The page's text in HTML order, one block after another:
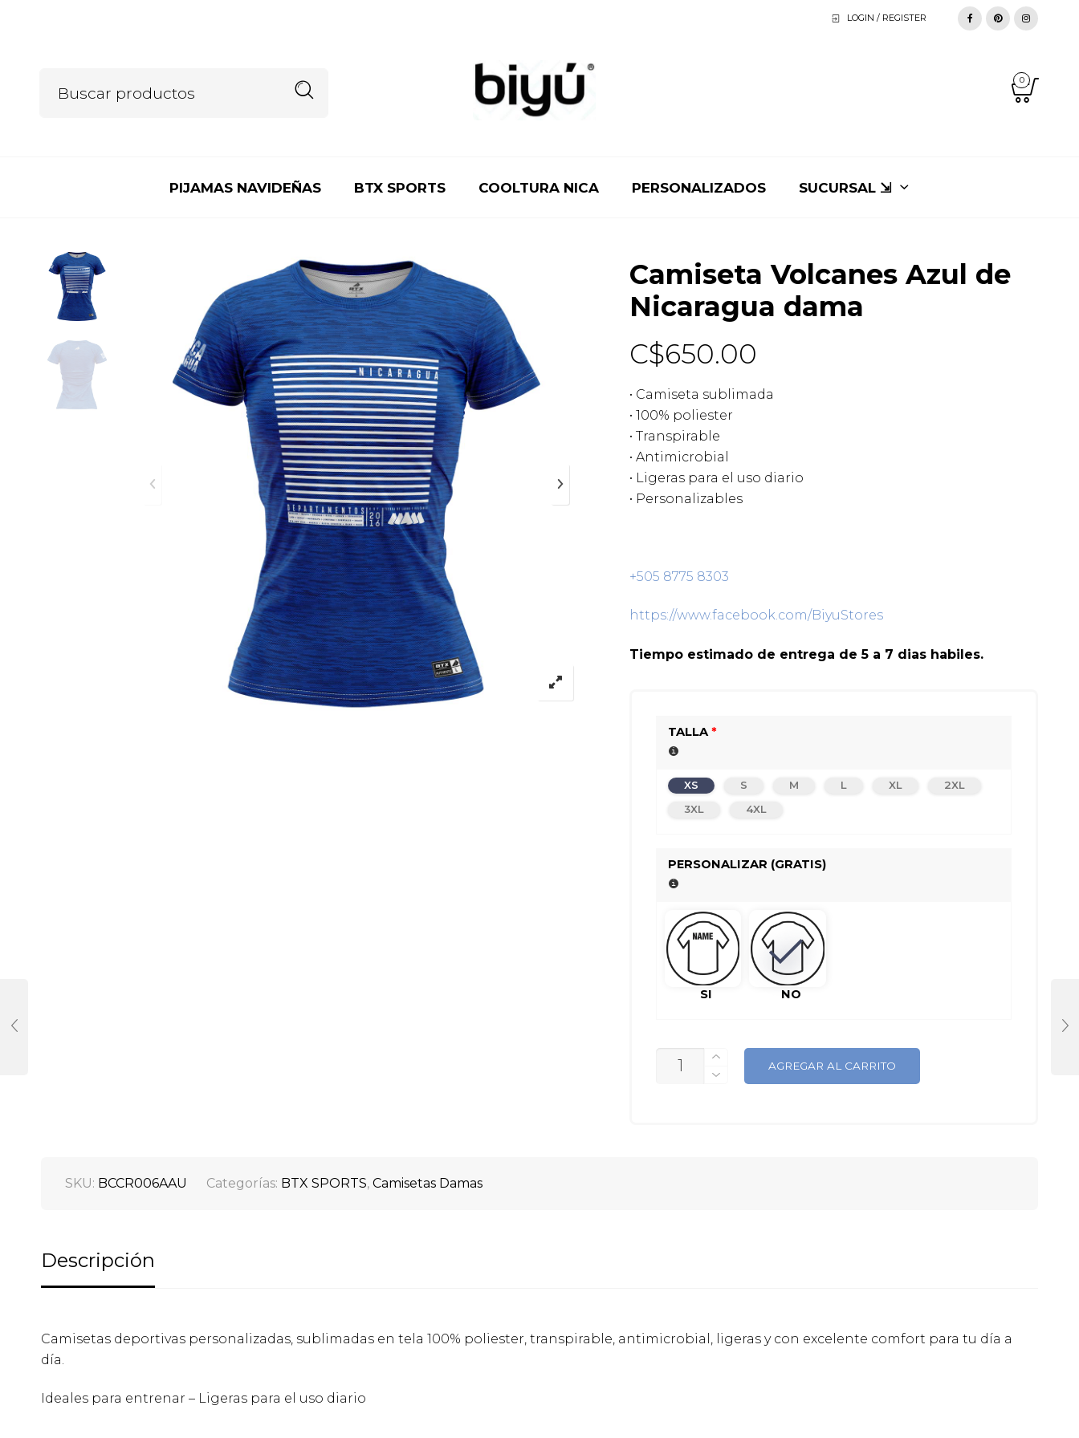
LOGIN / REGISTER
0
PIJAMAS NAVIDEÑAS BTX SPORTS COOLTURA NICA PERSONALIZADOS SUCURSAL ⇲
Camiseta Volcanes Azul de
Nicaragua dama
C$650.00
• Camiseta sublimada
• 100% poliester
• Transpirable
• Antimicrobial
• Ligeras para el uso diario
• Personalizables
+505 8775 8303
https://www.facebook.com/BiyuStores
Tiempo estimado de entrega de 5 a 7 dias habiles.
TALLA*
XS S M L XL
2XL
3XL
4XL
PERSONALIZAR (GRATIS)
SI NO
CANTIDAD
AGREGAR AL CARRITO
SKU: BCCR006AAU Categorías: BTX SPORTS, Camisetas Damas
Descripción
Camisetas deportivas personalizadas, sublimadas en tela 100% poliester, transpirable, antimicrobial, ligeras y con excelente comfort para tu día a
día.
Ideales para entrenar – Ligeras para el uso diario